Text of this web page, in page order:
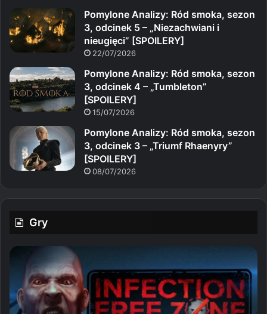
Pomylone Analizy: Ród smoka, sezon
3, odcinek 5 – „Niezachwiani i
nieugięci” [SPOILERY]
22/07/2026
Pomylone Analizy: Ród smoka, sezon
3, odcinek 4 – „Tumbleton”
[SPOILERY]
15/07/2026
Pomylone Analizy: Ród smoka, sezon
3, odcinek 3 – „Triumf Rhaenyry”
[SPOILERY]
08/07/2026
Gry